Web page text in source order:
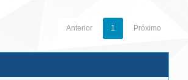
Anterior 1 Próximo